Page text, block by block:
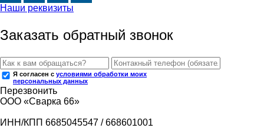
Наши реквизиты
Заказать обратный звонок
Я согласен с условиями обработки моих
персональных данных
Перезвонить
ООО «Сварка 66»
ИНН/КПП 6685045547 / 668601001